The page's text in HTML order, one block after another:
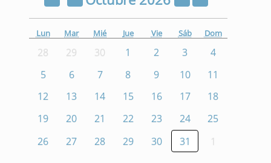
Lun Mar Mié Jue Vie Sáb Dom
28 29 30 1 2 3
4
5
6 7 8 9 10
11
12
13 14 15 16 17
18
19
20 21 22 23 24
25
26
27 28 29 30 31 1